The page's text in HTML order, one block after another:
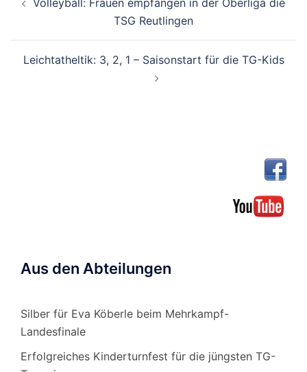
Volleyball: Frauen empfangen in der Oberliga die
TSG Reutlingen
Leichtatheltik: 3, 2, 1 – Saisonstart für die TG-Kids
Aus den Abteilungen
Silber für Eva Köberle beim Mehrkampf-
Landesfinale
Erfolgreiches Kinderturnfest für die jüngsten TG-